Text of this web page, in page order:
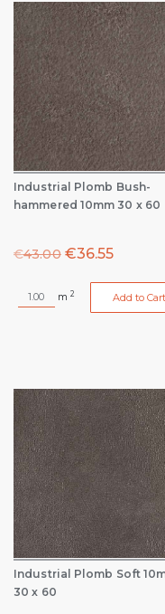
Industrial Plomb Bush-
hammered 10mm 30 x 60
€43.00 €36.55
m 2 Add to Cart
Industrial Plomb Soft
30 x 60